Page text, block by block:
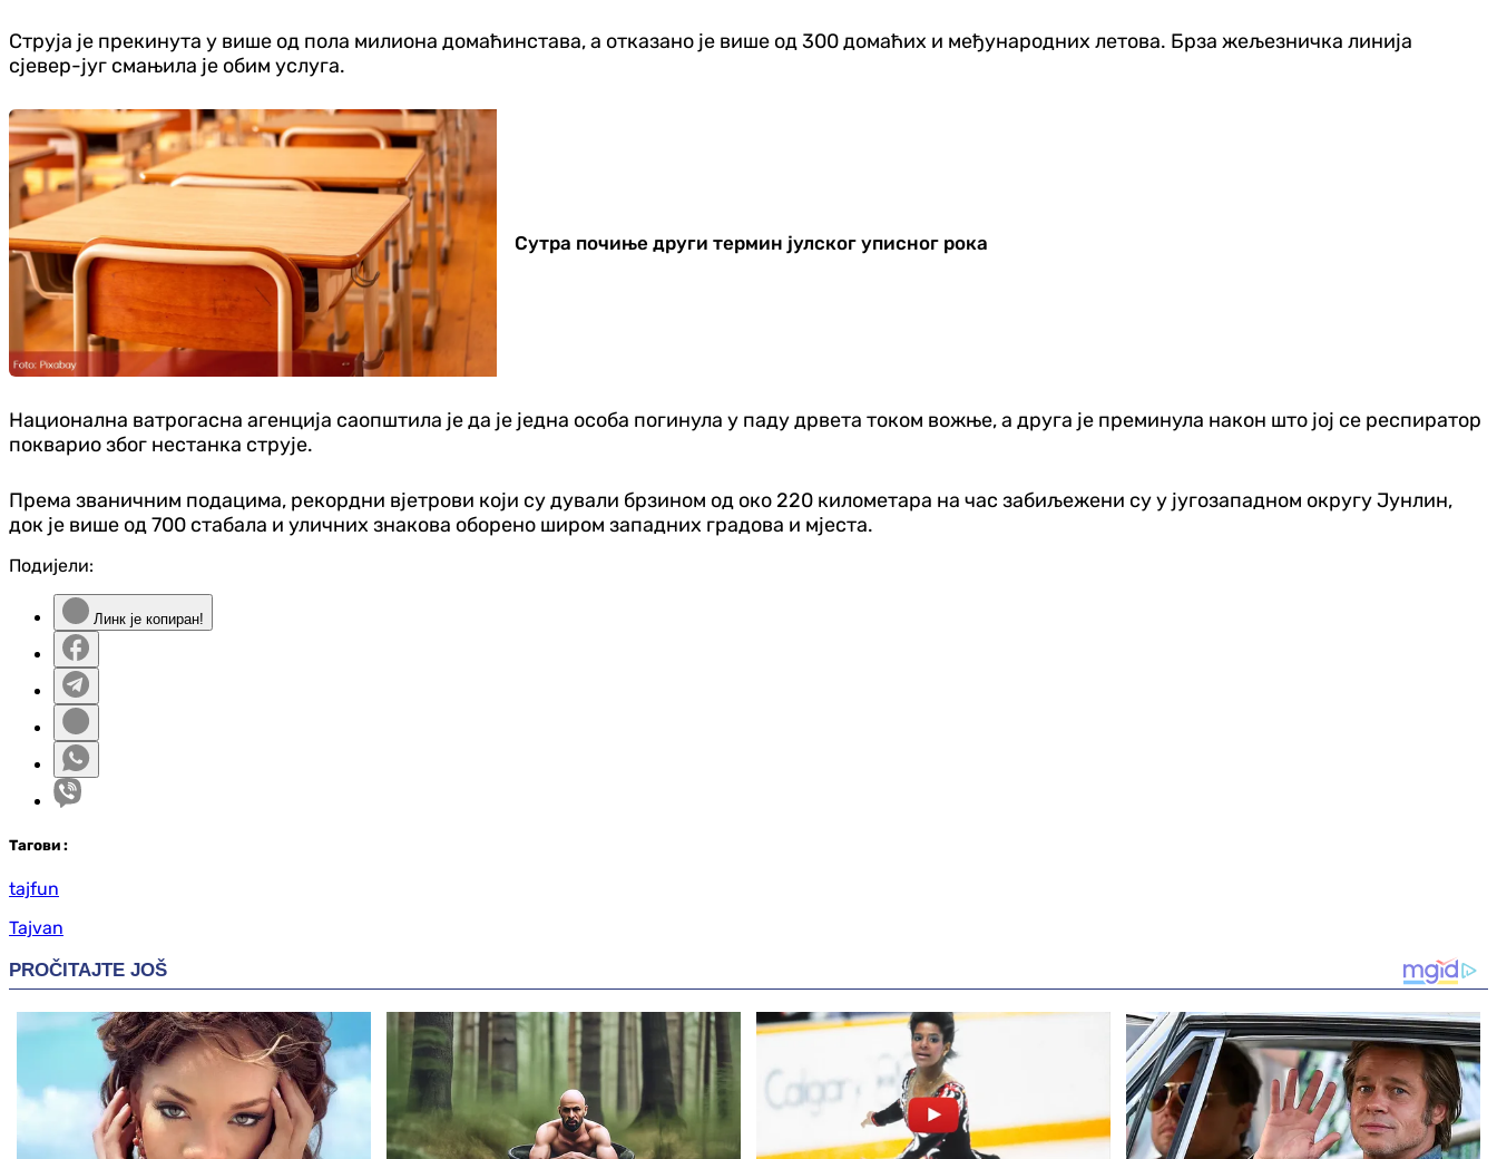
Струја је прекинута у више од пола милиона домаћинстава, а отказано је више од 300 домаћих и међународних летова. Брза жељезничка линија
сјевер-југ смањила је обим услуга.
Сутра почиње други термин јулског уписног рока
Национална ватрогасна агенција саопштила је да је једна особа погинула у паду дрвета током вожње, а друга је преминула након што јој се респиратор
покварио због нестанка струје.
Према званичним подацима, рекордни вјетрови који су дували брзином од око 220 километара на час забиљежени су у југозападном округу Јунлин,
док је више од 700 стабала и уличних знакова оборено широм западних градова и мјеста.
Подијели:
Линк је копиран!
Тагови :
tajfun
Tajvan